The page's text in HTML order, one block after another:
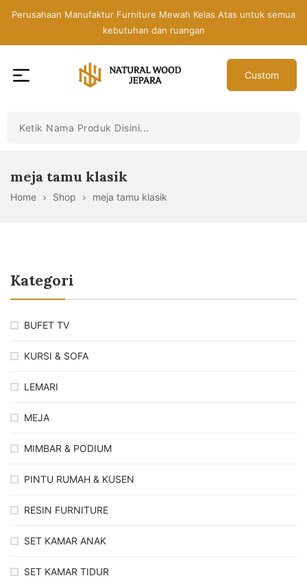
Perusahaan Manufaktur Furniture Mewah Kelas Atas untuk semua
kebutuhan dan ruangan
Jepara
Furniture
Jati
Custom
meja tamu klasik
Home Shop meja tamu klasik
Kategori
BUFET TV
KURSI & SOFA
LEMARI
MEJA
MIMBAR & PODIUM
PINTU RUMAH & KUSEN
RESIN FURNITURE
SET KAMAR ANAK
SET KAMAR TIDUR